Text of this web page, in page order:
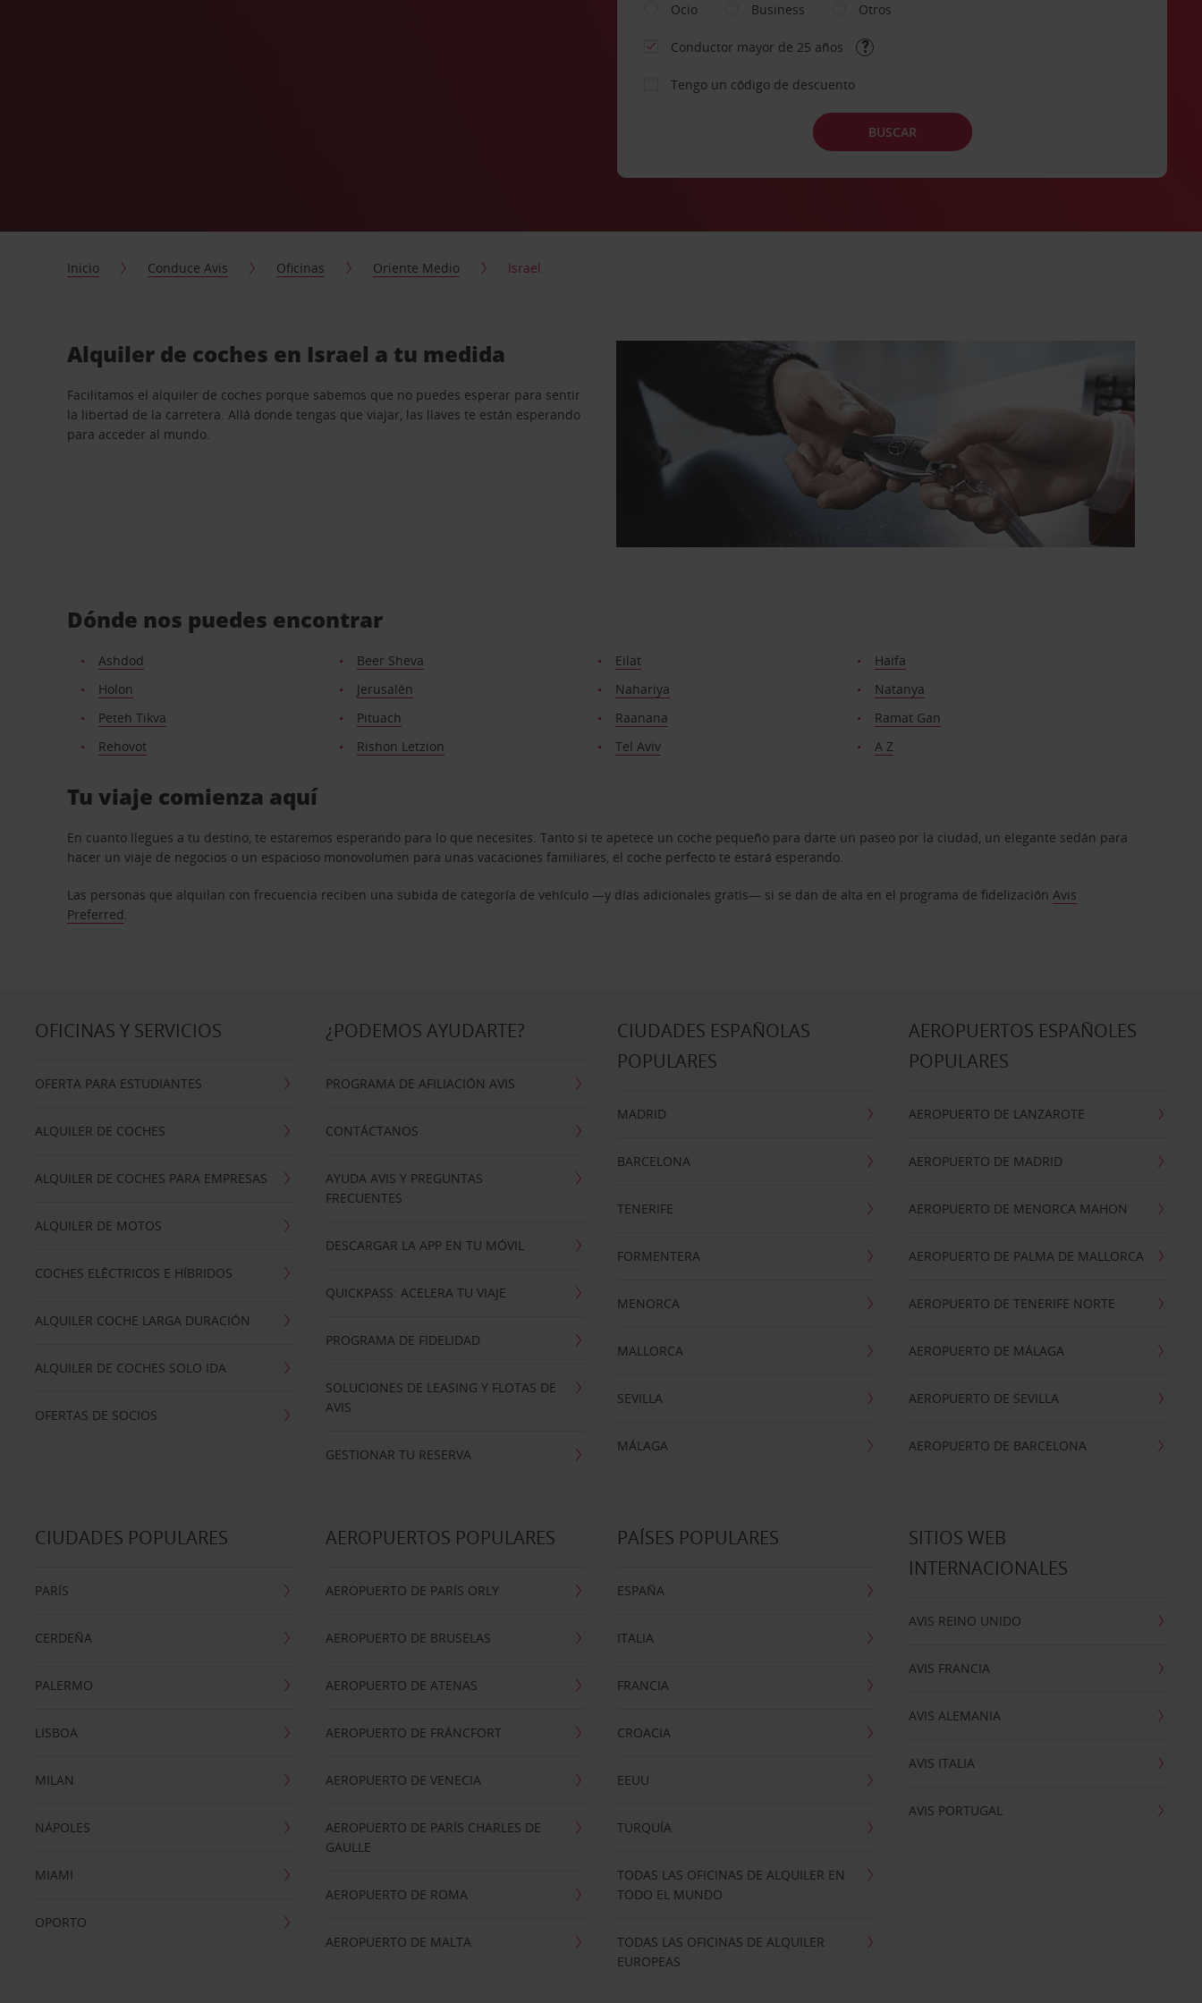
Ocio
Business Otros
Conductor mayor de 25 años
Tengo un código de descuento
BUSCAR
Inicio Conduce Avis Oficinas Oriente Medio Israel
Alquiler de coches en Israel a tu medida
Facilitamos el alquiler de coches porque sabemos que no puedes esperar para sentir
la libertad de la carretera. Allá donde tengas que viajar, las llaves te están esperando
para acceder al mundo.
Dónde nos puedes encontrar
Ashdod Beer Sheva Eilat
Haifa
Holon
Jerusalén Nahariya
Natanya
Peteh Tikva
Pituach Raanana
Ramat Gan
Rehovot
Rishon Letzion Tel Aviv A Z
Tu viaje comienza aquí
En cuanto llegues a tu destino, te estaremos esperando para lo que necesites. Tanto si te apetece un coche pequeño para darte un paseo por la ciudad, un elegante sedán para
hacer un viaje de negocios o un espacioso monovolumen para unas vacaciones familiares, el coche perfecto te estará esperando.
Las personas que alquilan con frecuencia reciben una subida de categoría de vehículo —y días adicionales gratis— si se dan de alta en el programa de fidelizaciónAvis
Preferred.
OFICINAS Y SERVICIOS
OFERTA PARA ESTUDIANTES
ALQUILER DE COCHES
ALQUILER DE COCHES PARA EMPRESAS
ALQUILER DE MOTOS
COCHES ELÉCTRICOS E HÍBRIDOS
ALQUILER COCHE LARGA DURACIÓN
ALQUILER DE COCHES SOLO IDA
OFERTAS DE SOCIOS
¿PODEMOS AYUDARTE?
PROGRAMA DE AFILIACIÓN AVIS
CONTÁCTANOS
AYUDA AVIS Y PREGUNTAS
FRECUENTES
DESCARGAR LA APP EN TU MÓVIL
QUICKPASS: ACELERA TU VIAJE
PROGRAMA DE FIDELIDAD
SOLUCIONES DE LEASING Y FLOTAS DE
AVIS
GESTIONAR TU RESERVA
CIUDADES ESPAÑOLAS
POPULARES
MADRID
BARCELONA
TENERIFE
FORMENTERA
MENORCA
MALLORCA
SEVILLA
MÁLAGA
AEROPUERTOS ESPAÑOLES
POPULARES
AEROPUERTO DE LANZAROTE
AEROPUERTO DE MADRID
AEROPUERTO DE MENORCA MAHON
AEROPUERTO DE PALMA DE MALLORCA
AEROPUERTO DE TENERIFE NORTE
AEROPUERTO DE MÁLAGA
AEROPUERTO DE SEVILLA
AEROPUERTO DE BARCELONA
CIUDADES POPULARES
PARÍS
CERDEÑA
PALERMO
LISBOA
MILAN
NÁPOLES
MIAMI
OPORTO
AEROPUERTOS POPULARES
AEROPUERTO DE PARÍS ORLY
AEROPUERTO DE BRUSELAS
AEROPUERTO DE ATENAS
AEROPUERTO DE FRÁNCFORT
AEROPUERTO DE VENECIA
AEROPUERTO DE PARÍS CHARLES DE
GAULLE
AEROPUERTO DE ROMA
AEROPUERTO DE MALTA
PAÍSES POPULARES
ESPAÑA
ITALIA
FRANCIA
CROACIA
EEUU
TURQUÍA
TODAS LAS OFICINAS DE ALQUILER EN
TODO EL MUNDO
TODAS LAS OFICINAS DE ALQUILER
EUROPEAS
SITIOS WEB
INTERNACIONALES
AVIS REINO UNIDO
AVIS FRANCIA
AVIS ALEMANIA
AVIS ITALIA
AVIS PORTUGAL